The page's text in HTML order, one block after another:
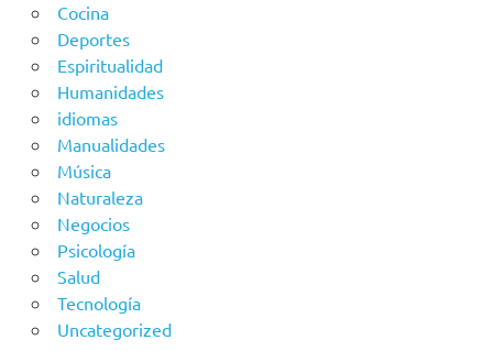
Cocina
Deportes
Espiritualidad
Humanidades
idiomas
Manualidades
Música
Naturaleza
Negocios
Psicología
Salud
Tecnología
Uncategorized